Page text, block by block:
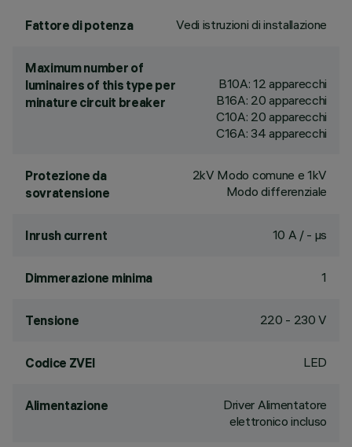
Fattore di potenza Vedi istruzioni di installazione
Maximum number of
luminaires of this type per
minature circuit breaker
B10A: 12 apparecchi
B16A: 20 apparecchi
C10A: 20 apparecchi
C16A: 34 apparecchi
Protezione da
sovratensione
2kV Modo comune e 1kV
Modo differenziale
Inrush current 10 A / - µs
Dimmerazione minima 1
Tensione 220 - 230 V
Codice ZVEI LED
Alimentazione
Driver Alimentatore
elettronico incluso